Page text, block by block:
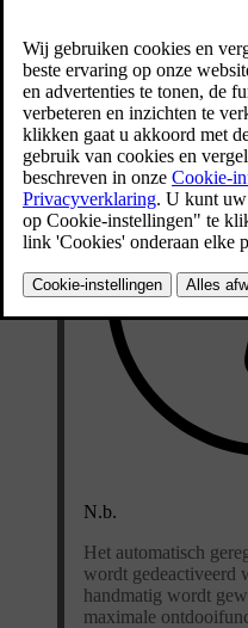
Bijgewerkt 15-02-2025
N.b.
Het automatisch
wordt gedeactiveerd
handmatig wordt
maximale